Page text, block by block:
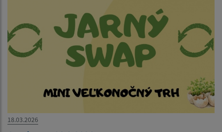
18.03.2026